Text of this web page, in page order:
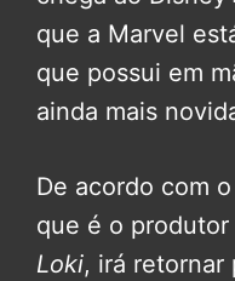
que a Marvel
que possui em
ainda mais
De acordo com
que é o
Loki, irá retornar